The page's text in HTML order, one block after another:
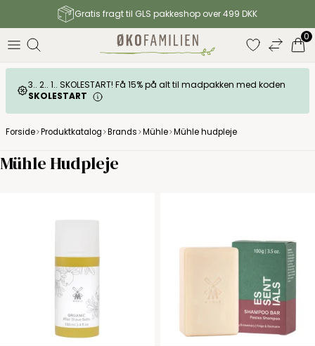
Gratis fragt til GLS pakkeshop over 499 DKK
0
3.. 2.. 1.. SKOLESTART! Få 15% på alt til madpakken med koden
SKOLESTART
Forside Produktkatalog Brands Mühle Mühle hudpleje
Mühle Hudpleje